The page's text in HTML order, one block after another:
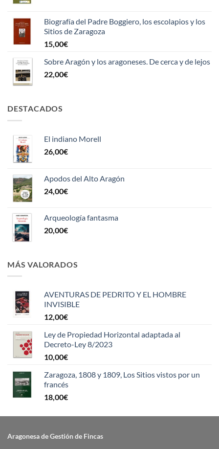
Biografía del Padre Boggiero, los escolapios y los
Sitios de Zaragoza
15,00€
Sobre Aragón y los aragoneses. De cerca y de lejos
22,00€
DESTACADOS
El indiano Morell
26,00€
Apodos del Alto Aragón
24,00€
Arqueología fantasma
20,00€
MÁS VALORADOS
AVENTURAS DE PEDRITO Y EL HOMBRE
INVISIBLE
12,00€
Ley de Propiedad Horizontal adaptada al
Decreto-Ley 8/2023
10,00€
Zaragoza, 1808 y 1809, Los Sitios vistos por un
francés
18,00€
Aragonesa de Gestión de Fincas